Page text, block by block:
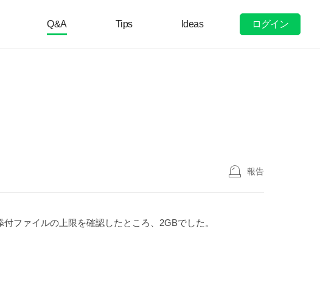
Q&A Tips Ideas ログイン
報告
ファイルの上限を確認したところ、2GBでした。